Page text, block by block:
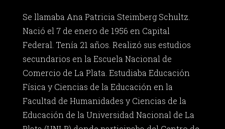
Se llamaba Ana Patricia Steimberg Schultz.
Nació el 7 de enero de 1956 en Capital
Federal. Tenía 21 años. Realizó sus estudios
secundarios en la Escuela Nacional de
Comercio de La Plata. Estudiaba Educación
Física y Ciencias de la Educación en la
Facultad de Humanidades y Ciencias de la
Educación de la Universidad Nacional de La